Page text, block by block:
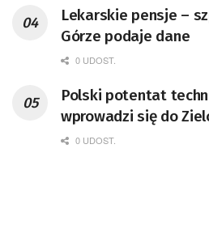
Lekarskie pensje –
Górze podaje dane
0 UDOST.
Polski potentat
wprowadzi się do
0 UDOST.